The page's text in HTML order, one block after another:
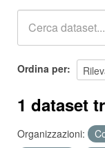
Ordina per
1 dataset
Organizzazioni: